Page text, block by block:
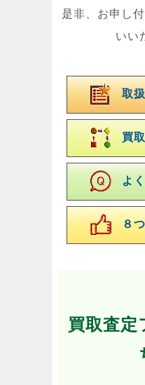
是非、お申し
いい
取
買
よ
８
買取査定